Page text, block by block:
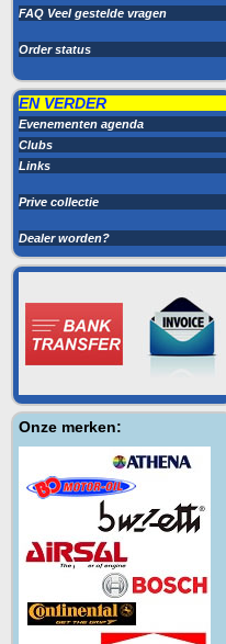
FAQ Veel gestelde vragen
Order status
EN VERDER
Evenementen agenda
Clubs
Links
Prive collectie
Dealer worden?
Onze merken: